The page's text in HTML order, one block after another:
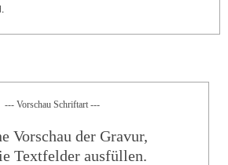
--- Vorschau Schriftart ---
Vorschau der Gravur,
Textfelder ausfüllen.